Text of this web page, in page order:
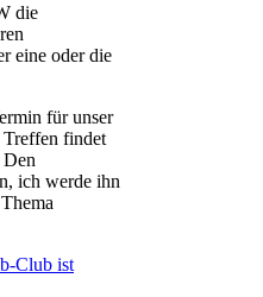
die
eine oder die
für unser
Treffen findet
ich werde ihn
Club ist